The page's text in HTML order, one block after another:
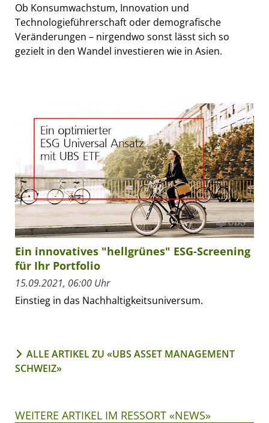
Ob Konsumwachstum, Innovation und
Technologieführerschaft oder demografische
Veränderungen – nirgendwo sonst lässt sich so
gezielt in den Wandel investieren wie in Asien.
Ein innovatives "hellgrünes" ESG-Screening
für Ihr Portfolio
15.09.2021, 06:00 Uhr
Einstieg in das Nachhaltigkeitsuniversum.
ALLE ARTIKEL ZU «UBS ASSET MANAGEMENT
SCHWEIZ»
WEITERE ARTIKEL IM RESSORT «NEWS»